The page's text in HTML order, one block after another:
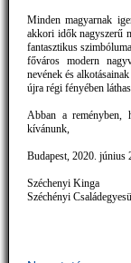
Minden magyarnak
akkori idők nagyszerű
fantasztikus
főváros modern
nevének és
újra régi fényében
Abban a reményben,
kívánunk,
Budapest, 2020. június
Széchenyi Kinga
Széchényi